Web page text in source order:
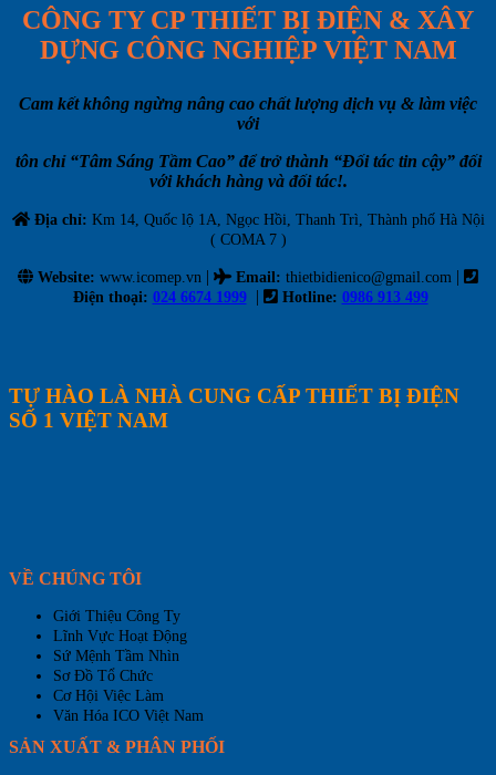
CÔNG TY CP THIẾT BỊ ĐIỆN & XÂY
DỰNG CÔNG NGHIỆP VIỆT NAM
Cam kết không ngừng nâng cao chất lượng dịch vụ & làm việc
với
tôn chỉ “Tâm Sáng Tầm Cao” để trở thành “Đối tác tin cậy” đối
với khách hàng và đối tác!.
Địa chỉ: Km 14, Quốc lộ 1A, Ngọc Hồi, Thanh Trì, Thành phố Hà Nội
( COMA 7 )
Website: www.icomep.vn | Email: thietbidienico@gmail.com |
Điện thoại: 024 6674 1999 | Hotline: 0986 913 499
TỰ HÀO LÀ NHÀ CUNG CẤP THIẾT BỊ ĐIỆN
SỐ 1 VIỆT NAM
VỀ CHÚNG TÔI
Giới Thiệu Công Ty
Lĩnh Vực Hoạt Động
Sứ Mệnh Tầm Nhìn
Sơ Đồ Tổ Chức
Cơ Hội Việc Làm
Văn Hóa ICO Việt Nam
SẢN XUẤT & PHÂN PHỐI